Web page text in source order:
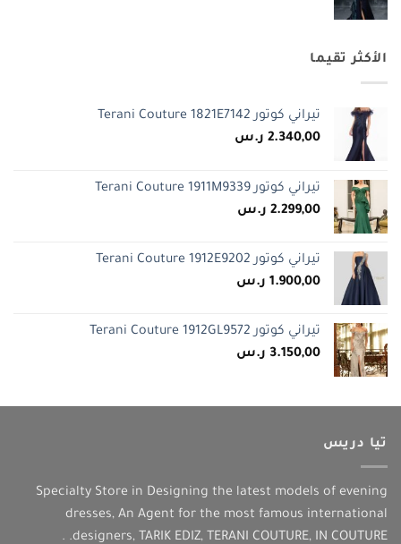
الأكثر تقيما
تيراني كوتور Terani Couture 1821E7142
2.340,00 ر.س
تيراني كوتور Terani Couture 1911M9339
2.299,00 ر.س
تيراني كوتور Terani Couture 1912E9202
1.900,00 ر.س
تيراني كوتور Terani Couture 1912GL9572
3.150,00 ر.س
تيا دريس
Specialty Store in Designing the latest models of evening
dresses, An Agent for the most famous international
designers, TARIK EDIZ, TERANI COUTURE, IN COUTURE. .